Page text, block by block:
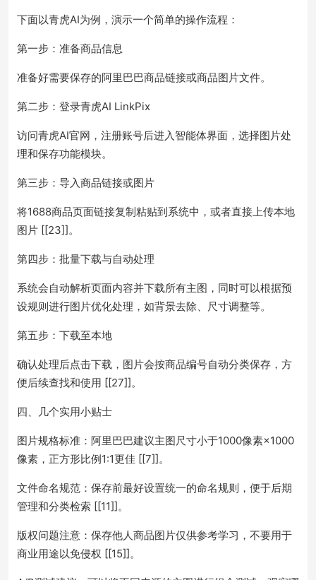
下面以青虎AI为例，演示一个简单的操作流程：
第一步：准备商品信息
准备好需要保存的阿里巴巴商品链接或商品图片文件。
第二步：登录青虎AI LinkPix
访问青虎AI官网，注册账号后进入智能体界面，选择图片处
理和保存功能模块。
第三步：导入商品链接或图片
将1688商品页面链接复制粘贴到系统中，或者直接上传本地
图片 [[23]]。
第四步：批量下载与自动处理
系统会自动解析页面内容并下载所有主图，同时可以根据预
设规则进行图片优化处理，如背景去除、尺寸调整等。
第五步：下载至本地
确认处理后点击下载，图片会按商品编号自动分类保存，方
便后续查找和使用 [[27]]。
四、几个实用小贴士
图片规格标准：阿里巴巴建议主图尺寸小于1000像素×1000
像素，正方形比例1:1更佳 [[7]]。
文件命名规范：保存前最好设置统一的命名规则，便于后期
管理和分类检索 [[11]]。
版权问题注意：保存他人商品图片仅供参考学习，不要用于
商业用途以免侵权 [[15]]。